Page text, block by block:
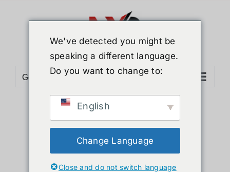
Go to...
Sort byName
Show36 Products
We've detected you might be
speaking a different language.
Do you want to change to:
English
Change Language
Close and do not switch language